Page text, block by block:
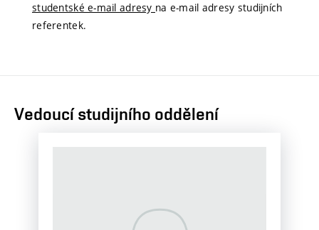
studentské e-mail adresy na e-mail adresy studijních
referentek.
Vedoucí studijního oddělení